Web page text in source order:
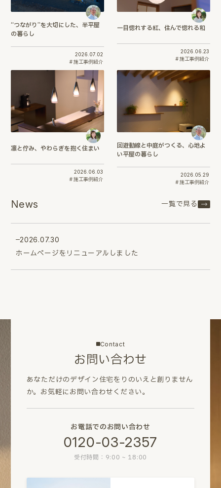
“つながり”を大切にした、半平屋
の暮らし
2026.07.02
施工事例紹介
一目惚れする紅、住んで惚れる和
2026.06.23
施工事例紹介
凛と佇み、やわらぎを抱く住まい
2026.06.03
施工事例紹介
回遊動線と中庭がつくる、心地よ
い平屋の暮らし
2026.05.29
施工事例紹介
News 一覧で見る
2026.07.30
ホームページをリニューアルしました
Contact
お問い合わせ
あなただけのデザイン住宅をりのいえと創りません
か。 お気軽にお問い合わせください。
お電話でのお問い合わせ
0120-03-2357
受付時間：9:00 ~ 18:00